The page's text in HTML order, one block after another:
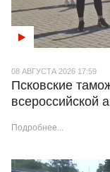
08 АВГУСТА 2026 17:59
Псковские
всероссийской
Подробнее...